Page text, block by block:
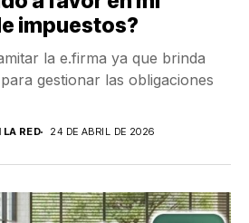
impuestos?
la e.firma ya que brinda
gestionar las obligaciones
LA RED 24 DE ABRIL DE 2026